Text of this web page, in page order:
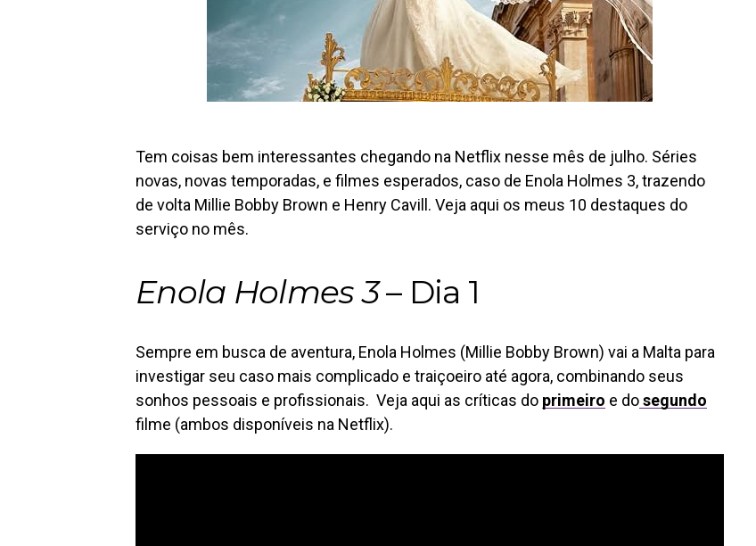
Tem coisas bem interessantes chegando na Netflix nesse mês de julho. Séries
novas, novas temporadas, e filmes esperados, caso de Enola Holmes 3, trazendo
de volta Millie Bobby Brown e Henry Cavill. Veja aqui os meus 10 destaques do
serviço no mês.
Enola Holmes 3– Dia 1
Sempre em busca de aventura, Enola Holmes (Millie Bobby Brown) vai a Malta para
investigar seu caso mais complicado e traiçoeiro até agora, combinando seus
sonhos pessoais e profissionais. Veja aqui as críticas do primeiro e dosegundo
filme (ambos disponíveis na Netflix).